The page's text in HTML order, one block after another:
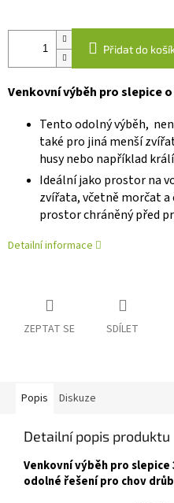
Přidat do
Venkovní výběh pro slepice
Tento odolný výběh,
také pro jiná menší
husy nebo například
Ideální jako prostor na
zvířata, včetně morčat
prostor chráněný před
Detailní informace
ZEPTAT SE SDÍLET
Popis Diskuze
Detailní popis produktu
Venkovní výběh pro
odolné řešení pro chov